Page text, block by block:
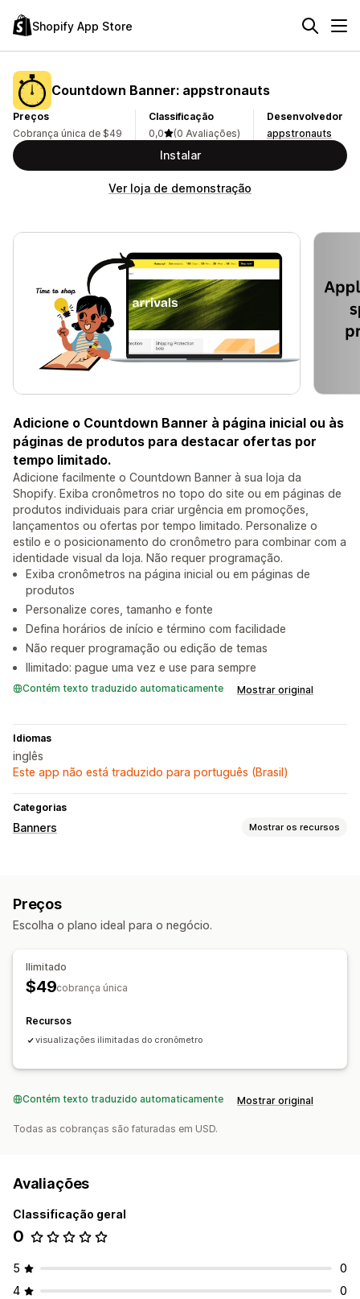
Shopify App Store
Countdown Banner: appstronauts
Preços
Cobrança única de $49
Classificação
0,0
(0 Avaliações)
Desenvolvedor
appstronauts
Instalar
Ver loja de demonstração
Adicione o Countdown Banner à página inicial ou às
páginas de produtos para destacar ofertas por
tempo limitado.
Adicione facilmente o Countdown Banner à sua loja da
Shopify. Exiba cronômetros no topo do site ou em páginas de
produtos individuais para criar urgência em promoções,
lançamentos ou ofertas por tempo limitado. Personalize o
estilo e o posicionamento do cronômetro para combinar com a
identidade visual da loja. Não requer programação.
Exiba cronômetros na página inicial ou em páginas de
produtos
Personalize cores, tamanho e fonte
Defina horários de início e término com facilidade
Não requer programação ou edição de temas
Ilimitado: pague uma vez e use para sempre
Contém texto traduzido automaticamente Mostrar original
Idiomas
inglês
Este app não está traduzido para português (Brasil)
Categorias
Banners Mostrar os recursos
Personalização
Preços
Escolha o plano ideal para o negócio.
Ilimitado
$49cobrança única
Recursos
visualizações ilimitadas do cronômetro
Contém texto traduzido automaticamente Mostrar original
Todas as cobranças são faturadas em USD.
Avaliações
Classificação geral
0
5
0
4
0